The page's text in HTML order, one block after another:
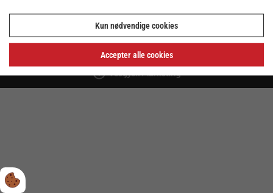
Cookie indstillinger
Privatlivs- og cookiepolitik
Kun nødvendige cookies
Accepter alle cookies